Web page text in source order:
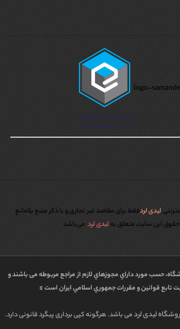
لیدی لردفقط برای مقاصد غیر تجاری و با ذکر منبع بلامانع
اين سايت متعلق بهلیدی لرد می‌باشد
حسب مورد داراي مجوزهاي لازم از مراجع مربوطه می باشند و
تابع قوانين و مقررات جمهوري اسلامي ايران است »
لیدی لردمی باشد. هرگونه کپی برداری پیگرد قانونی دارد.